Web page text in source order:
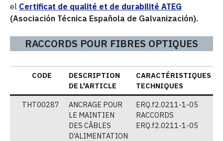
el Certificat de qualité et de durabilité ATEG
(Asociación Técnica Española de Galvanización).
RACCORDS POUR FIBRES OPTIQUES
CODE
DESCRIPTION
DE L'ARTICLE
CARACTÉRISTIQUES
TECHNIQUES
THT00287
ANCRAGE POUR
LE MAINTIEN
DES CÂBLES
D'ALIMENTATION
ERQ.f2.0211-1-05
RACCORDS
ERQ.f2.0211-1-05